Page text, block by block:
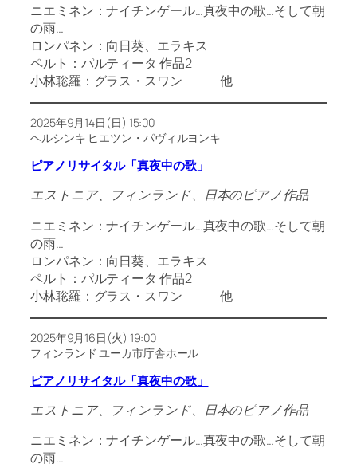
ニエミネン：ナイチンゲール…真夜中の歌…そして朝
の雨…
ロンパネン：向日葵、エラキス
ペルト：パルティータ 作品2
小林聡羅：グラス・スワン 他
2025年9月14日(日) 15:00
ヘルシンキ ヒエツン・パヴィルヨンキ
ピアノリサイタル「真夜中の歌」
エストニア、フィンランド、日本のピアノ作品
ニエミネン：ナイチンゲール…真夜中の歌…そして朝
の雨…
ロンパネン：向日葵、エラキス
ペルト：パルティータ 作品2
小林聡羅：グラス・スワン 他
2025年9月16日(火) 19:00
フィンランド ユーカ市庁舎ホール
ピアノリサイタル「真夜中の歌」
エストニア、フィンランド、日本のピアノ作品
ニエミネン：ナイチンゲール…真夜中の歌…そして朝
の雨…